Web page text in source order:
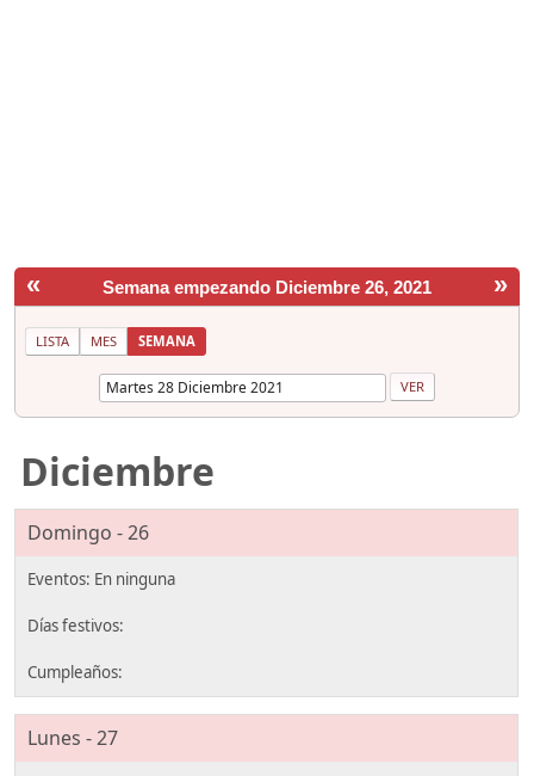
« »
Semana empezando Diciembre 26, 2021
LISTA MES SEMANA
Diciembre
Domingo - 26
Lunes - 27